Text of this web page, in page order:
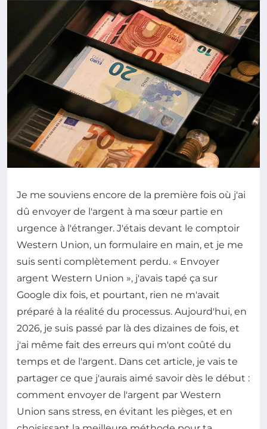
Je me souviens encore de la première fois où j'ai
dû envoyer de l'argent à ma sœur partie en
urgence à l'étranger. J'étais devant le comptoir
Western Union, un formulaire en main, et je me
suis senti complètement perdu. « Envoyer
argent Western Union », j'avais tapé ça sur
Google dix fois, et pourtant, rien ne m'avait
préparé à la réalité du processus. Aujourd'hui, en
2026, je suis passé par là des dizaines de fois, et
j'ai même fait des erreurs qui m'ont coûté du
temps et de l'argent. Dans cet article, je vais te
partager ce que j'aurais aimé savoir dès le début :
comment envoyer de l'argent par Western
Union sans stress, en évitant les pièges, et en